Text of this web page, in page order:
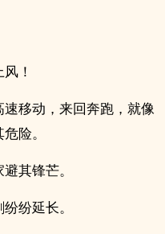
！
移动，来回奔跑，就像
险。
其锋芒。
纷延长。